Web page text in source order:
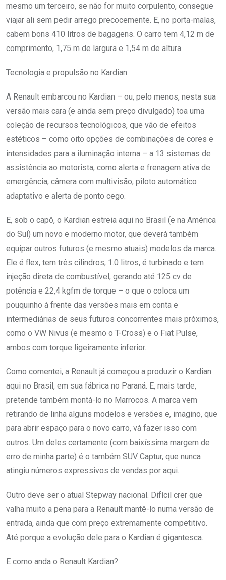
mesmo um terceiro, se não for muito corpulento, consegue
viajar ali sem pedir arrego precocemente. E, no porta-malas,
cabem bons 410 litros de bagagens. O carro tem 4,12 m de
comprimento, 1,75 m de largura e 1,54 m de altura.
Tecnologia e propulsão no Kardian
A Renault embarcou no Kardian – ou, pelo menos, nesta sua
versão mais cara (e ainda sem preço divulgado) toa uma
coleção de recursos tecnológicos, que vão de efeitos
estéticos – como oito opções de combinações de cores e
intensidades para a iluminação interna – a 13 sistemas de
assistência ao motorista, como alerta e frenagem ativa de
emergência, câmera com multivisão, piloto automático
adaptativo e alerta de ponto cego.
E, sob o capô, o Kardian estreia aqui no Brasil (e na América
do Sul) um novo e moderno motor, que deverá também
equipar outros futuros (e mesmo atuais) modelos da marca.
Ele é flex, tem três cilindros, 1.0 litros, é turbinado e tem
injeção direta de combustível, gerando até 125 cv de
potência e 22,4 kgfm de torque – o que o coloca um
pouquinho à frente das versões mais em conta e
intermediárias de seus futuros concorrentes mais próximos,
como o VW Nivus (e mesmo o T-Cross) e o Fiat Pulse,
ambos com torque ligeiramente inferior.
Como comentei, a Renault já começou a produzir o Kardian
aqui no Brasil, em sua fábrica no Paraná. E, mais tarde,
pretende também montá-lo no Marrocos. A marca vem
retirando de linha alguns modelos e versões e, imagino, que
para abrir espaço para o novo carro, vá fazer isso com
outros. Um deles certamente (com baixíssima margem de
erro de minha parte) é o também SUV Captur, que nunca
atingiu números expressivos de vendas por aqui.
Outro deve ser o atual Stepway nacional. Difícil crer que
valha muito a pena para a Renault mantê-lo numa versão de
entrada, ainda que com preço extremamente competitivo.
Até porque a evolução dele para o Kardian é gigantesca.
E como anda o Renault Kardian?